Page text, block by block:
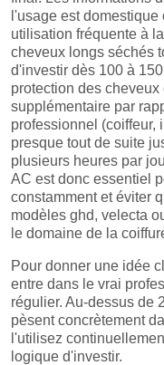
l'usage est
utilisation fréquente à
cheveux longs séchés
d'investir dès 100 à
protection des
supplémentaire par
professionnel (coiffeur,
presque tout de suite
plusieurs heures par
AC est donc essentiel
constamment et éviter
modèles ghd, velecta
le domaine de la
Pour donner une idée
entre dans le vrai
régulier. Au-dessus de
pèsent concrètement
l'utilisez
logique d'investir.